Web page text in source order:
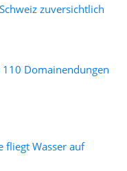
zuversichtlich
110 Domainendungen
fliegt Wasser auf